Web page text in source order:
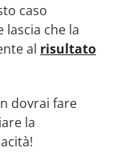
caso
lascia che la
al risultato
dovrai fare
la